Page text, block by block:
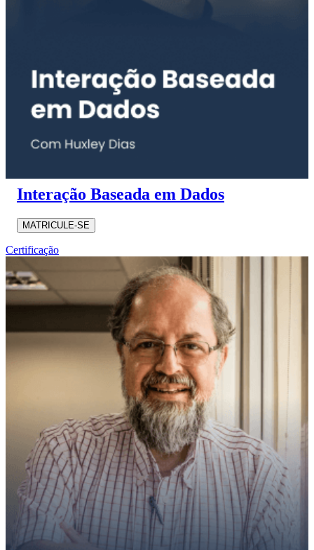
Interação Baseada em Dados
MATRICULE-SE
Certificação